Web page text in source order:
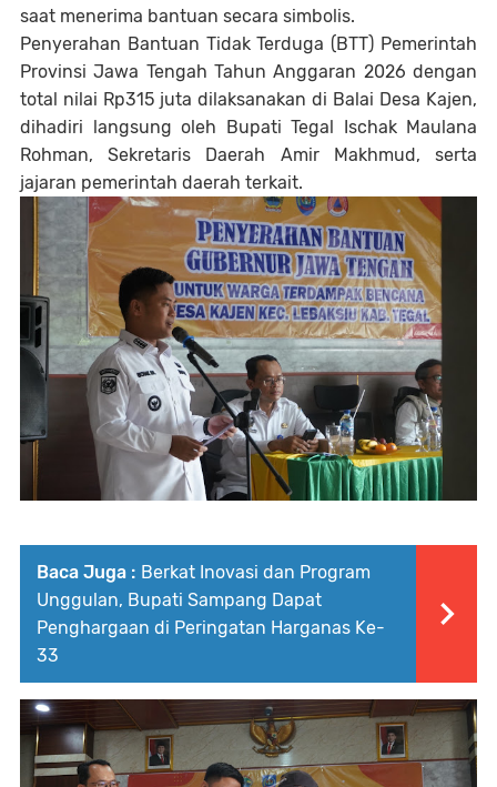
saat menerima bantuan secara simbolis.
Penyerahan Bantuan Tidak Terduga (BTT) Pemerintah
Provinsi Jawa Tengah Tahun Anggaran 2026 dengan
total nilai Rp315 juta dilaksanakan di Balai Desa Kajen,
dihadiri langsung oleh Bupati Tegal Ischak Maulana
Rohman, Sekretaris Daerah Amir Makhmud, serta
jajaran pemerintah daerah terkait.
Baca Juga : Berkat Inovasi dan Program
Unggulan, Bupati Sampang Dapat
Penghargaan di Peringatan Harganas Ke-
33